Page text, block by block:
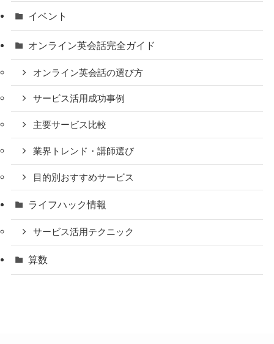
イベント
オンライン英会話完全ガイド
オンライン英会話の選び方
サービス活用成功事例
主要サービス比較
業界トレンド・講師選び
目的別おすすめサービス
ライフハック情報
サービス活用テクニック
算数